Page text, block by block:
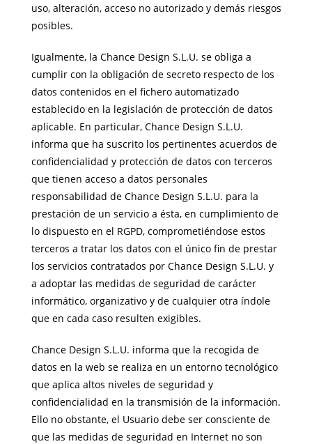
uso, alteración, acceso no autorizado y demás riesgos
posibles.
Igualmente, la Chance Design S.L.U. se obliga a
cumplir con la obligación de secreto respecto de los
datos contenidos en el fichero automatizado
establecido en la legislación de protección de datos
aplicable. En particular, Chance Design S.L.U.
informa que ha suscrito los pertinentes acuerdos de
confidencialidad y protección de datos con terceros
que tienen acceso a datos personales
responsabilidad de Chance Design S.L.U. para la
prestación de un servicio a ésta, en cumplimiento de
lo dispuesto en el RGPD, comprometiéndose estos
terceros a tratar los datos con el único fin de prestar
los servicios contratados por Chance Design S.L.U. y
a adoptar las medidas de seguridad de carácter
informático, organizativo y de cualquier otra índole
que en cada caso resulten exigibles.
Chance Design S.L.U. informa que la recogida de
datos en la web se realiza en un entorno tecnológico
que aplica altos niveles de seguridad y
confidencialidad en la transmisión de la información.
Ello no obstante, el Usuario debe ser consciente de
que las medidas de seguridad en Internet no son